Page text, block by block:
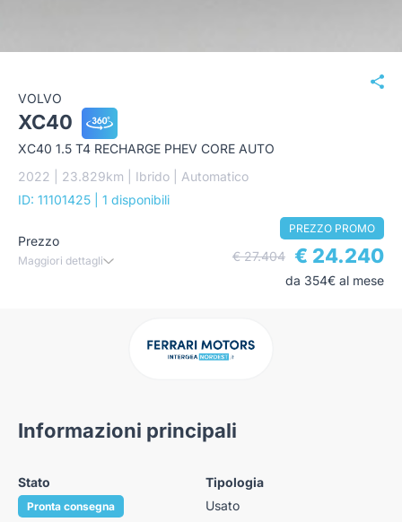
VOLVO
XC40
XC40 1.5 T4 RECHARGE PHEV CORE AUTO
2022 | 23.829km | Ibrido | Automatico
ID: 11101425
| 1 disponibili
Prezzo
Maggiori dettagli
PREZZO PROMO
€ 27.404 € 24.240
da 354€ al mese
Informazioni principali
Stato
Pronta consegna
Tipologia
Usato